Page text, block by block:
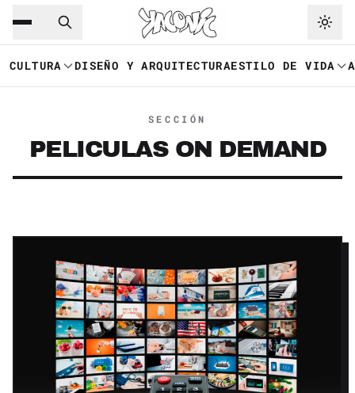
Saltar al contenido principal
CULTURA DISEÑO Y ARQUITECTURAESTILO DE VIDA
SECCIÓN
PELICULAS ON DEMAND